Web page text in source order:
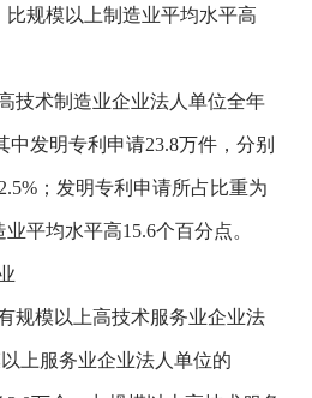
比规模以上制造业平均水平高
技术制造业企业法人单位全年
中发明专利申请23.8万件，分别
；发明专利申请所占比重为
业平均水平高15.6个百分点。
规模以上高技术服务业企业法
上服务业企业法人单位的